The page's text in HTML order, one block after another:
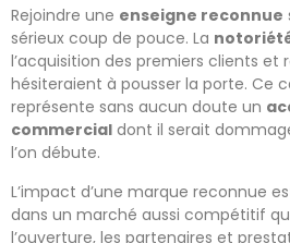
Rejoindre une enseigne reconnue
sérieux coup de pouce. La
l’acquisition des premiers clients et
hésiteraient à pousser la porte. Ce
représente sans aucun doute un
commercial dont il serait
l’on débute.
L’impact d’une marque reconnue
dans un marché aussi compétitif
l’ouverture, les partenaires et